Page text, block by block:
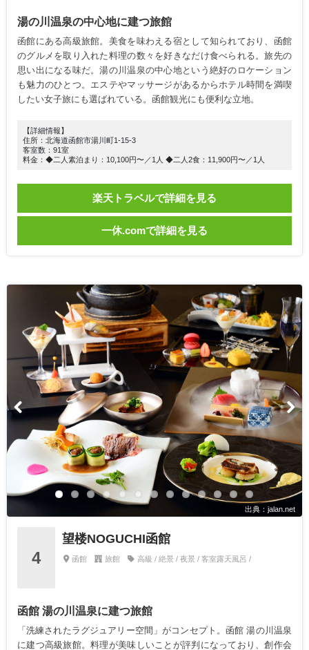
湯の川温泉の中心地に建つ旅館
函館にある高級旅館。美食を味わえる宿として知られており、函館
のグルメを取り入れた料理の数々を好きなだけ食べられる。旅先の
思い出になる味だ。湯の川温泉の中心地という絶好のロケーション
も魅力のひとつ。エステやマッサージがあるからホテル時間を満喫
したい女子旅にも選ばれている。函館観光にも便利な立地。
【詳細情報】
住所：北海道函館市湯川町1-15-3
客室数：91室
料金：◆二人素泊まり：10,100円〜／1人 ◆二人2食：11,900円〜／1人
楽天トラベルで詳細を見る
一休.comで詳細を見る
出典：jalan.net
4
望楼NOGUCHI函館
函館 旅館 高級 / 絶景 / 夜景 / 客室露天風呂 /
函館 湯の川温泉に建つ旅館
「洗練されたラグジュアリー空間」がコンセプト。函館 湯の川温泉
に建つ高級旅館。料理が美味しいことが評判になっており、創作会